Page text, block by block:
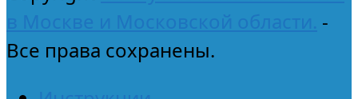
в Москве и Московской области. -
Все права сохранены.